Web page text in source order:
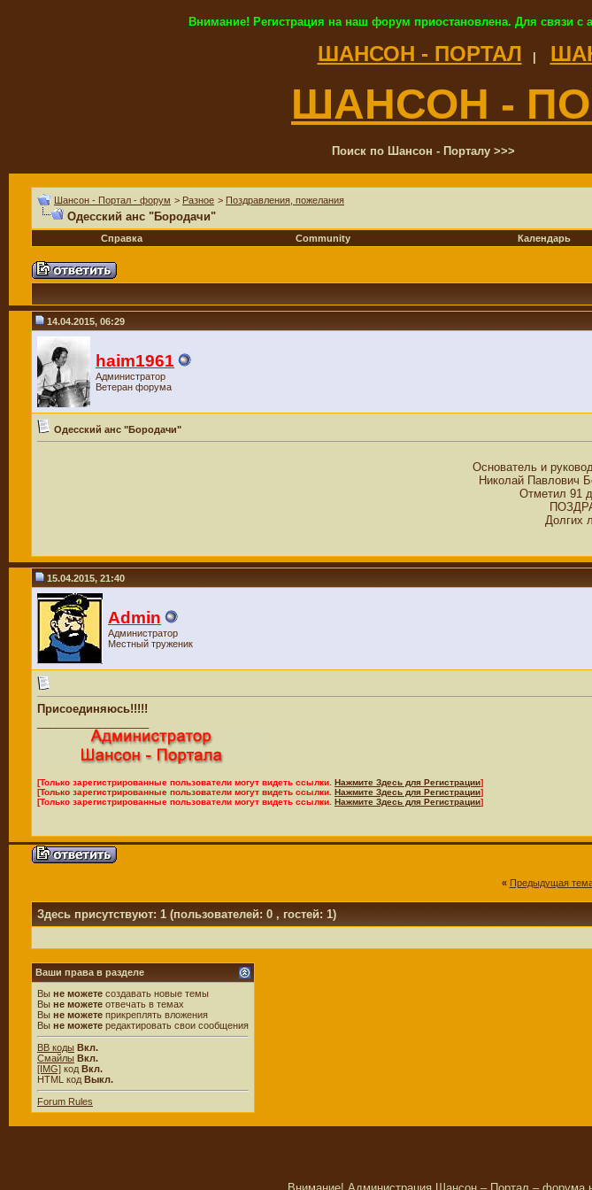
Внимание! Регистрация на наш форум приостановлена. Для связи с
ШАНСОН - ПОРТАЛ
ШАНСОН -
Поиск по Шансон - Порталу >>>
Шансон - Портал - форум > Разное > Поздравления, пожелания
Одесский анс "Бородачи"
Справка
Community Календарь
14.04.2015, 06:29
haim1961
Администратор
Ветеран форума
Одесский анс "Бородачи"
Основатель и
Николай Павлович
Отметил 91
Долгих
15.04.2015, 21:40
Admin
Администратор
Местный труженик
Присоединяюсь!!!!!
[Только зарегистрированные пользователи могут видеть ссылки. Нажмите Здесь для Регистрации]
[Только зарегистрированные пользователи могут видеть ссылки. Нажмите Здесь для Регистрации]
[Только зарегистрированные пользователи могут видеть ссылки. Нажмите Здесь для Регистрации]
« Предыдущая
Здесь присутствуют: 1 (пользователей: 0 , гостей: 1)
Ваши права в разделе
Вы не можете создавать новые темы
Вы не можете отвечать в темах
Вы не можете прикреплять вложения
Вы не можете редактировать свои сообщения
BB коды Вкл.
Смайлы Вкл.
[IMG] код Вкл.
HTML код Выкл.
Forum Rules